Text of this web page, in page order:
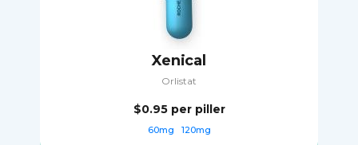
Xenical
Orlistat
$0.95 per piller
60mg 120mg